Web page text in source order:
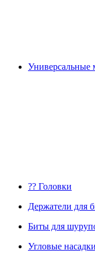
Универсальные
?? Головки
Держатели для
Биты для
Угловые насадки